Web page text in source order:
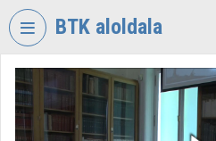
Fejléc kihagyása
BTK aloldala
VIDEOTORIUM
BÖLCSÉSZETTUDOMÁNYI